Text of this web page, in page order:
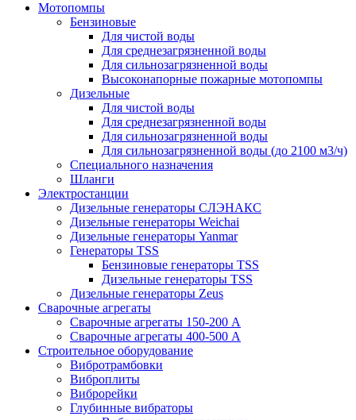
Мотопомпы
Бензиновые
Для чистой воды
Для среднезагрязненной воды
Для сильнозагрязненной воды
Высоконапорные пожарные мотопомпы
Дизельные
Для чистой воды
Для среднезагрязненной воды
Для сильнозагрязненной воды
Для сильнозагрязненной воды (до 2100 м3/ч)
Специального назначения
Шланги
Электростанции
Дизельные генераторы СЛЭНАКС
Дизельные генераторы Weichai
Дизельные генераторы Yanmar
Генераторы TSS
Бензиновые генераторы TSS
Дизельные генераторы TSS
Дизельные генераторы Zeus
Сварочные агрегаты
Сварочные агрегаты 150-200 А
Сварочные агрегаты 400-500 А
Строительное оборудование
Вибротрамбовки
Виброплиты
Виброрейки
Глубинные вибраторы